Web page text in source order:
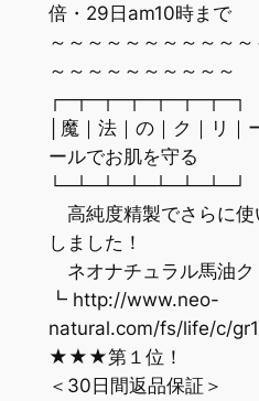
倍・29日am10時まで
～～～～～～～～～～
～～～～～～～～～～
┌─┬─┬─┬─┬─┬─┬─┐
│魔｜法｜の｜ク｜リ
ールでお肌を守る
高純度精製でさらに使
しました！
ネオナチュラル馬油ク
┗ http://www.neo-
natural.com/fs/life/c/
★★★第１位！
＜30日間返品保証＞